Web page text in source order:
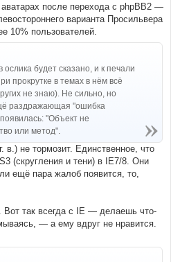
аватарах после перехода с phpBB2 —
варианта Просильвера
10% пользователей.
ослика будет сказано, и к печали
прокрутке в темах в нём всё
не знаю). Не сильно, но
раздражающая "ошибка
"Объект не
или метод".
в.) не тормозит. Единственное, что
(скругления и тени) в IE7/8. Они
ещё пара жалоб появится, то,
Вот так всегда с IE — делаешь что-
— а ему вдруг не нравится.